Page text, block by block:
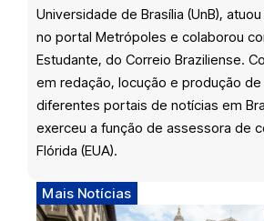
Universidade de Brasília (UnB),
no portal Metrópoles e colaborou
Estudante, do Correio Braziliense.
em redação, locução e produção
diferentes portais de notícias em
exerceu a função de assessora de
Flórida (EUA).
Mais Notícias